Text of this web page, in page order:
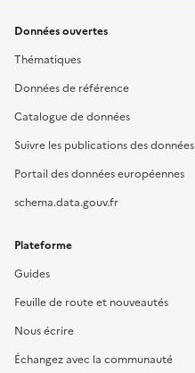
Données ouvertes
Thématiques
Données de référence
Catalogue de données
Suivre les publications des données
Portail des données européennes
schema.data.gouv.fr
Plateforme
Guides
Feuille de route et nouveautés
Nous écrire
Échangez avec la communauté